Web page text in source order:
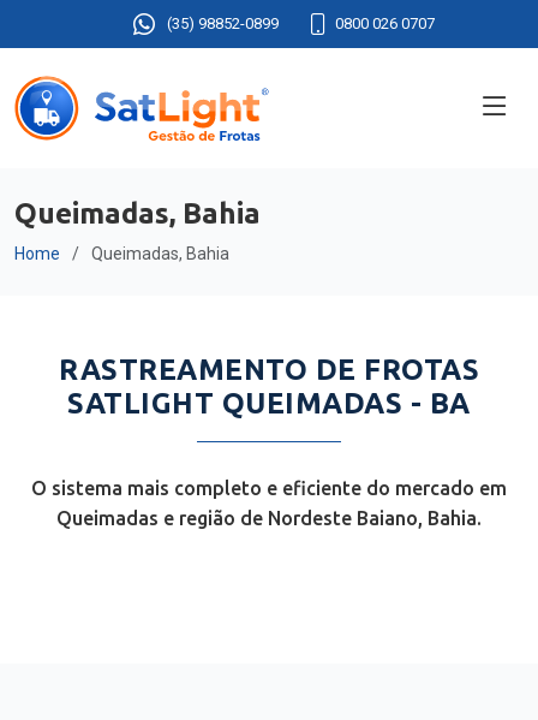
(35) 98852-0899 0800 026 0707
Queimadas, Bahia
Home Queimadas, Bahia
RASTREAMENTO DE FROTAS
SATLIGHT QUEIMADAS - BA
O sistema mais completo e eficiente do mercado em
Queimadas e região de Nordeste Baiano, Bahia.